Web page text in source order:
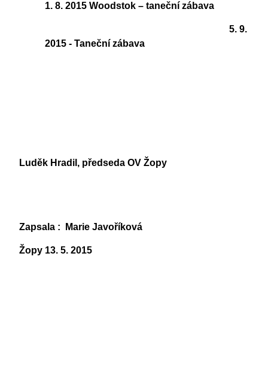
1. 8. 2015 Woodstok – taneční zábava
5. 9.
2015 - Taneční zábava
Luděk Hradil, předseda OV Žopy
Zapsala : Marie Javoříková
Žopy 13. 5. 2015